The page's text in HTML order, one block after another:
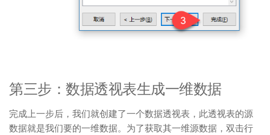
第三步：数据透视表生成一维数据
完成上一步后，我们就创建了一个数据透视表，此透视表的源
数据就是我们要的一维数据。为了获取其一维源数据，双击行